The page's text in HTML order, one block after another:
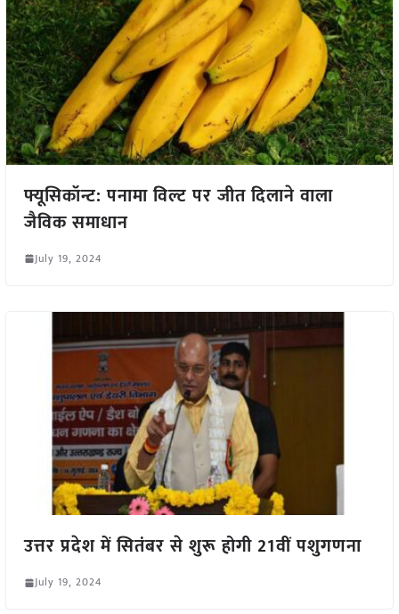
फ्यूसिकॉन्ट: पनामा विल्ट पर जीत दिलाने वाला
जैविक समाधान
July 19, 2024
उत्तर प्रदेश में सितंबर से शुरू होगी 21वीं पशुगणना
July 19, 2024